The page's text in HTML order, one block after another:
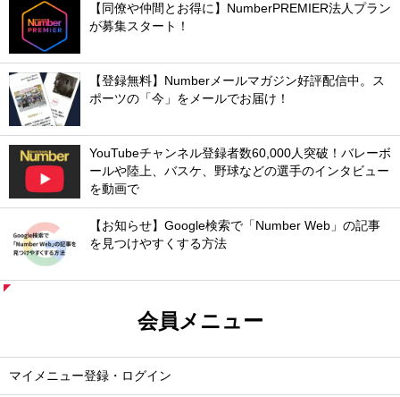
【同僚や仲間とお得に】NumberPREMIER法人プラン
が募集スタート！
【登録無料】Numberメールマガジン好評配信中。ス
ポーツの「今」をメールでお届け！
YouTubeチャンネル登録者数60,000人突破！バレーボ
ールや陸上、バスケ、野球などの選手のインタビュー
を動画で
【お知らせ】Google検索で「Number Web」の記事
を見つけやすくする方法
会員メニュー
マイメニュー登録・ログイン